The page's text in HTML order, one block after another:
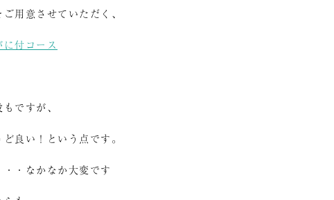
用意させていただく、
付コース
ですが、
良い！という点です。
・なかなか大変です